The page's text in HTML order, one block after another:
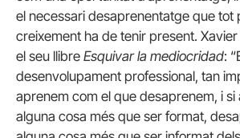
el necessari desaprenentatge que tot
creixement ha de tenir present.
el seu llibre Esquivar la mediocridad:
desenvolupament professional, tan
aprenem com el que desaprenem, i
alguna cosa més que ser format,